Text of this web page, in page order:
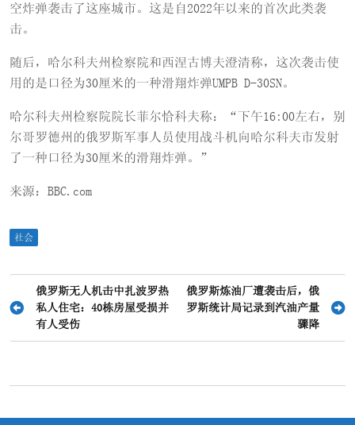
空炸弹袭击了这座城市。这是自2022年以来的首次此类袭
击。
随后，哈尔科夫州检察院和西涅古博夫澄清称，这次袭击使
用的是口径为30厘米的一种滑翔炸弹UMPB D-30SN。
哈尔科夫州检察院院长菲尔恰科夫称：“下午16:00左右，别
尔哥罗德州的俄罗斯军事人员使用战斗机向哈尔科夫市发射
了一种口径为30厘米的滑翔炸弹。”
来源：BBC.com
社会
章
导
俄罗斯无人机击中扎波罗热
私人住宅：40栋房屋受损并
有人受伤
俄罗斯炼油厂遭袭击后，俄
罗斯统计局记录到汽油产量
骤降